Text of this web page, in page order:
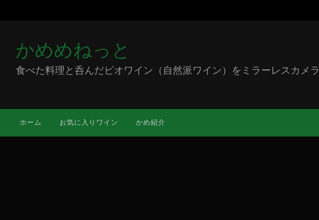
かめめねっと
食べた料理と呑んだビオワイン（自然派ワイン）をミラーレスカメ
ホーム お気に入りワイン かめ紹介